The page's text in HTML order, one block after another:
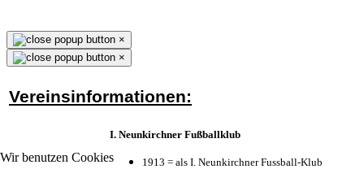
Wir benutzen Cookies
×
×
Vereinsinformationen:
I. Neunkirchner Fußballklub
1913 = als I. Neunkirchner Fussball-Klub